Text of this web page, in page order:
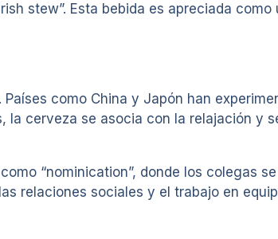
stew”. Esta bebida es apreciada como
como China y Japón han
cerveza se asocia con la relajación y
“nominication”, donde los colegas
relaciones sociales y el trabajo en